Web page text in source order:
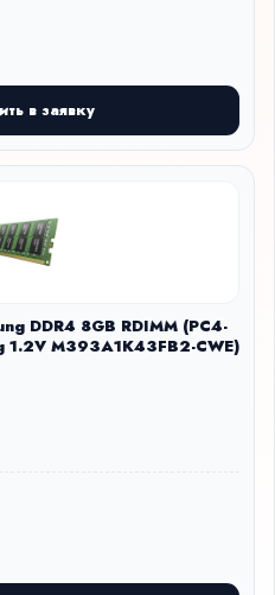
в заявку
DDR4 8GB RDIMM (PC4-
M393A1K43FB2-CWE)